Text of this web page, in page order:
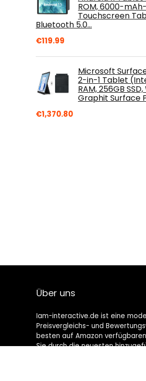
ROM, 6000-
Touchscreen
Bluetooth 5.0…
€119.99
Microsoft
2-in-1 Tablet
RAM, 256GB
Graphit Surface
€1,370.80
Über uns
Iam-interactive.de ist eine
Preisvergleichs- und
besten auf Amazon
Sie durch die neuesten